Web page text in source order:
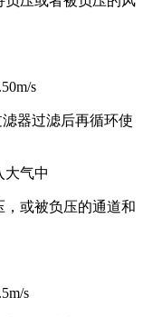
s
器过滤后再循环使
气中
或被负压的通道和
s